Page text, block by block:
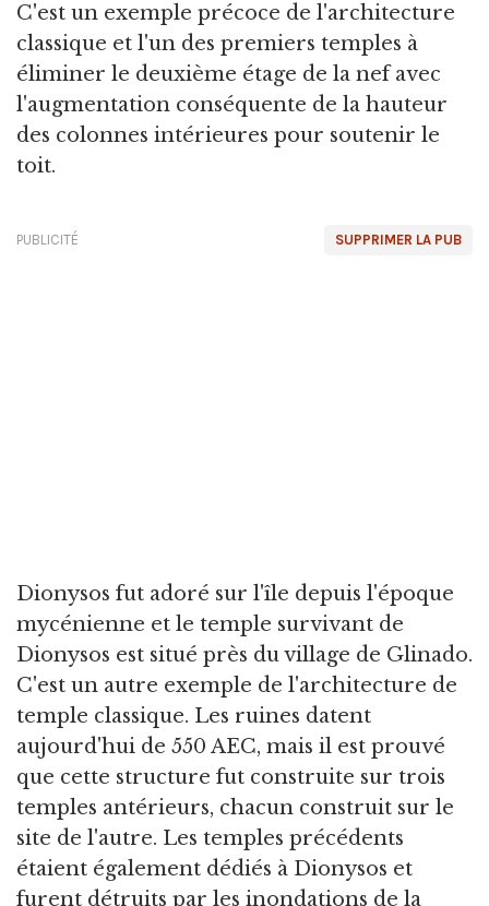
C'est un exemple précoce de l'architecture
classique et l'un des premiers temples à
éliminer le deuxième étage de la nef avec
l'augmentation conséquente de la hauteur
des colonnes intérieures pour soutenir le
toit.
SUPPRIMER LA PUB
PUBLICITÉ
Dionysos fut adoré sur l'île depuis l'époque
mycénienne et le temple survivant de
Dionysos est situé près du village de Glinado.
C'est un autre exemple de l'architecture de
temple classique. Les ruines datent
aujourd'hui de 550 AEC, mais il est prouvé
que cette structure fut construite sur trois
temples antérieurs, chacun construit sur le
site de l'autre. Les temples précédents
étaient également dédiés à Dionysos et
furent détruits par les inondations de la